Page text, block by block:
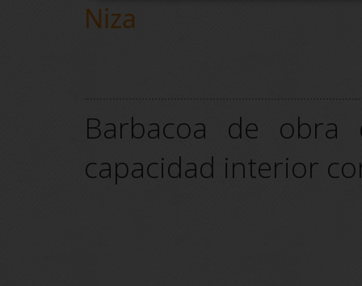
Niza
Barbacoa de
capacidad interior